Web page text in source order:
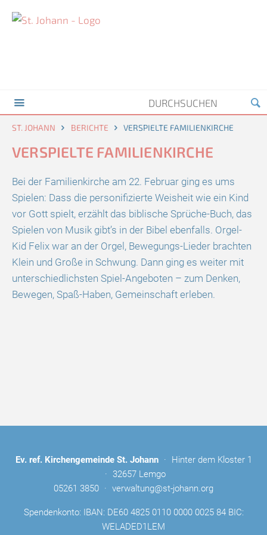
ST. JOHANN BERICHTE VERSPIELTE FAMILIENKIRCHE
VERSPIELTE FAMILIENKIRCHE
Bei der Familienkirche am 22. Februar ging es ums
Spielen: Dass die personifizierte Weisheit wie ein Kind
vor Gott spielt, erzählt das biblische Sprüche-Buch, das
Spielen von Musik gibt’s in der Bibel ebenfalls. Orgel-
Kid Felix war an der Orgel, Bewegungs-Lieder brachten
Klein und Große in Schwung. Dann ging es weiter mit
unterschiedlichsten Spiel-Angeboten – zum Denken,
Bewegen, Spaß-Haben, Gemeinschaft erleben.
Ev. ref. Kirchengemeinde St. Johann ·
Hinter dem Kloster 1
· 32657 Lemgo
05261 3850 · verwaltung@st-johann.org
Spendenkonto: IBAN: DE60 4825 0110 0000 0025 84 BIC:
WELADED1LEM